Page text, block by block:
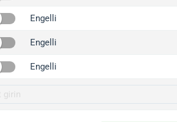
iplogger.com
iplogger.co
2no.co
yip.su
iplogger.info
Engelli
Engelli
Engelli